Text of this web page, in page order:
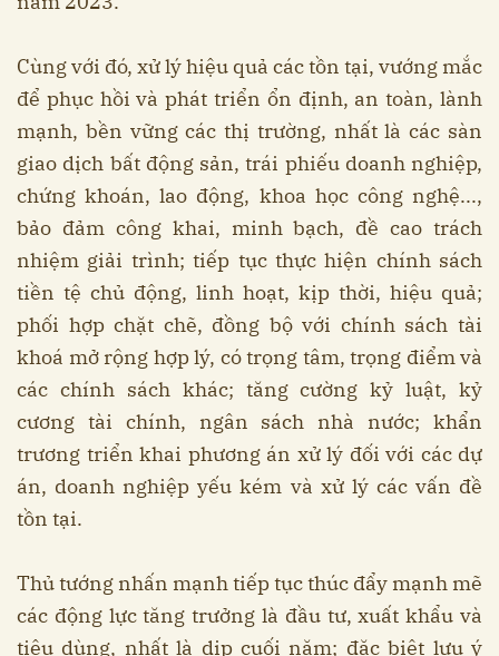
Cùng với đó, xử lý hiệu quả các tồn tại, vướng mắc
để phục hồi và phát triển ổn định, an toàn, lành
mạnh, bền vững các thị trường, nhất là các sàn
giao dịch bất động sản, trái phiếu doanh nghiệp,
chứng khoán, lao động, khoa học công nghệ...,
bảo đảm công khai, minh bạch, đề cao trách
nhiệm giải trình; tiếp tục thực hiện chính sách
tiền tệ chủ động, linh hoạt, kịp thời, hiệu quả;
phối hợp chặt chẽ, đồng bộ với chính sách tài
khoá mở rộng hợp lý, có trọng tâm, trọng điểm và
các chính sách khác; tăng cường kỷ luật, kỷ
cương tài chính, ngân sách nhà nước; khẩn
trương triển khai phương án xử lý đối với các dự
án, doanh nghiệp yếu kém và xử lý các vấn đề
tồn tại.
Thủ tướng nhấn mạnh tiếp tục thúc đẩy mạnh mẽ
các động lực tăng trưởng là đầu tư, xuất khẩu và
tiêu dùng, nhất là dịp cuối năm; đặc biệt lưu ý